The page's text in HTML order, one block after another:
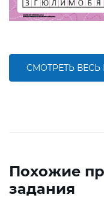
СМОТРЕТЬ
Похожие
задания